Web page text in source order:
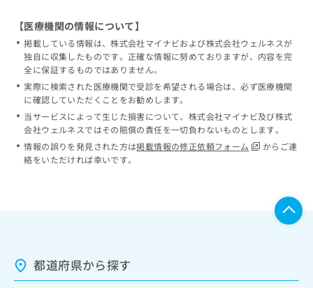
【医療機関の情報について】
掲載している情報は、株式会社マイナビおよび株式会社ウェルネスが
独自に収集したものです。正確な情報に努めておりますが、内容を完
全に保証するものではありません。
実際に検索された医療機関で受診を希望される場合は、必ず医療機関
に確認していただくことをお勧めします。
当サービスによって生じた損害について、株式会社マイナビ及び株式
会社ウェルネスではその賠償の責任を一切負わないものとします。
情報の誤りを発見された方は掲載情報の修正依頼フォーム
からご連
絡をいただければ幸いです。
都道府県から探す